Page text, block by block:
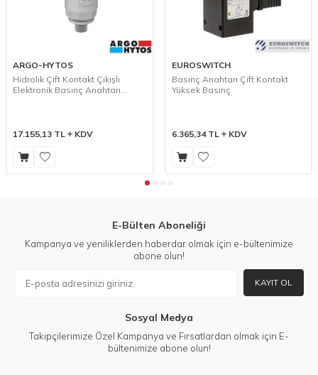
ARGO-HYTOS
Hidrolik Çift Kontakt Çıkışlı
Elektronik Basınç Anahtarı
17.155,13 TL KDV
EUROSWITCH
Basınç Anahtarı Çift Kontakt
Yüksek Basınç
6.365,34TL KDV
E-Bülten Aboneliği
Kampanya ve yeniliklerden haberdar olmak için e-bültenimize
abone olun!
KAYIT OL
Sosyal Medya
Takipçilerimize Özel Kampanya ve Fırsatlardan olmak için E-
bültenimize abone olun!